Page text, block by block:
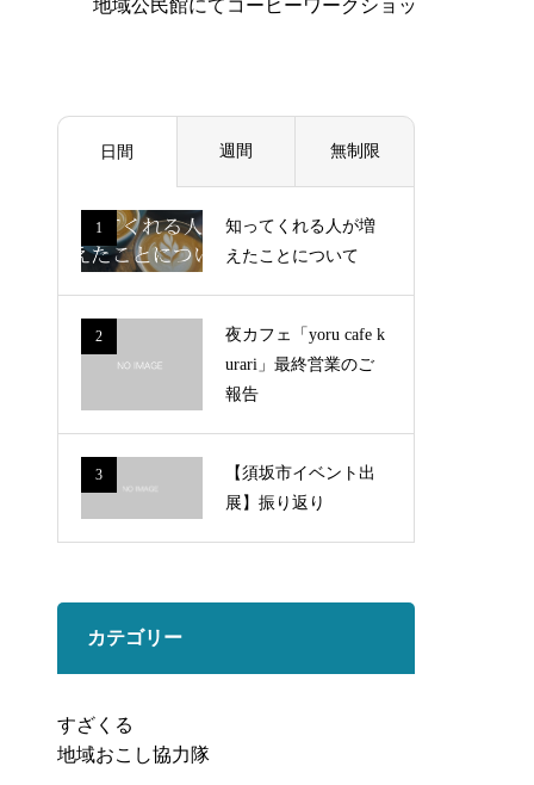
日間 週間 無制限
1
知ってくれる人が増
えたことについて
2
夜カフェ「yoru cafe k
urari」最終営業のご
報告
3
【須坂市イベント出
展】振り返り
カテゴリー
すざくる
地域おこし協力隊